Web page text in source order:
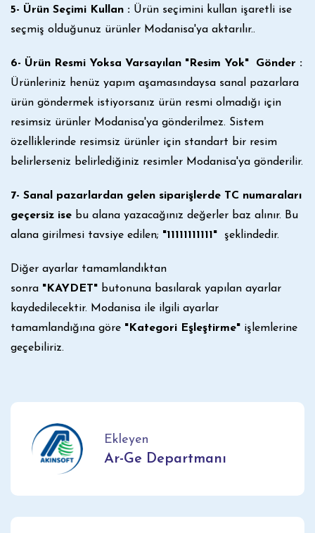
5- Ürün Seçimi Kullan : Ürün seçimini kullan işaretli ise
seçmiş olduğunuz ürünler Modanisa'ya aktarılır..
6- Ürün Resmi Yoksa Varsayılan "Resim Yok" Gönder :
Ürünleriniz henüz yapım aşamasındaysa sanal pazarlara
ürün göndermek istiyorsanız ürün resmi olmadığı için
resimsiz ürünler Modanisa'ya gönderilmez. Sistem
özelliklerinde resimsiz ürünler için standart bir resim
belirlerseniz belirlediğiniz resimler Modanisa'ya gönderilir.
7- Sanal pazarlardan gelen siparişlerde TC numaraları
geçersiz ise bu alana yazacağınız değerler baz alınır. Bu
alana girilmesi tavsiye edilen; "11111111111" şeklindedir.
Diğer ayarlar tamamlandıktan
sonra "KAYDET" butonuna basılarak yapılan ayarlar
kaydedilecektir. Modanisa ile ilgili ayarlar
tamamlandığına göre "Kategori Eşleştirme" işlemlerine
geçebiliriz.
Ekleyen
Ar-Ge Departmanı